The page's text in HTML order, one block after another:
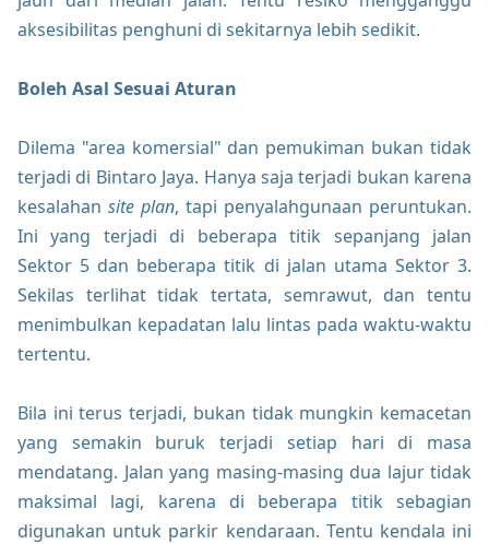
aksesibilitas penghuni di sekitarnya lebih sedikit.
Boleh Asal Sesuai Aturan
Dilema "area komersial" dan pemukiman bukan tidak
terjadi di Bintaro Jaya. Hanya saja terjadi bukan karena
kesalahan site plan, tapi penyalahgunaan peruntukan.
Ini yang terjadi di beberapa titik sepanjang jalan
Sektor 5 dan beberapa titik di jalan utama Sektor 3.
Sekilas terlihat tidak tertata, semrawut, dan tentu
menimbulkan kepadatan lalu lintas pada waktu-waktu
tertentu.
Bila ini terus terjadi, bukan tidak mungkin kemacetan
yang semakin buruk terjadi setiap hari di masa
mendatang. Jalan yang masing-masing dua lajur tidak
maksimal lagi, karena di beberapa titik sebagian
digunakan untuk parkir kendaraan. Tentu kendala ini